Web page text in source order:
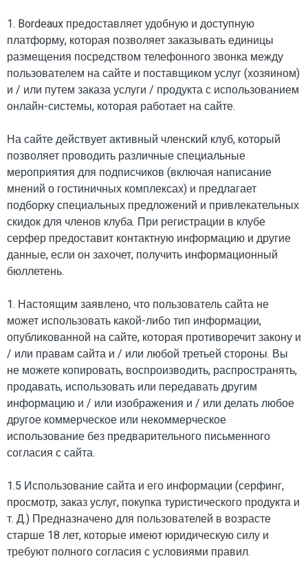
1. Bordeaux предоставляет удобную и доступную
платформу, которая позволяет заказывать единицы
размещения посредством телефонного звонка между
пользователем на сайте и поставщиком услуг (хозяином)
и / или путем заказа услуги / продукта с использованием
онлайн-системы, которая работает на сайте.
На сайте действует активный членский клуб, который
позволяет проводить различные специальные
мероприятия для подписчиков (включая написание
мнений о гостиничных комплексах) и предлагает
подборку специальных предложений и привлекательных
скидок для членов клуба. При регистрации в клубе
серфер предоставит контактную информацию и другие
данные, если он захочет, получить информационный
бюллетень.
1. Настоящим заявлено, что пользователь сайта не
может использовать какой-либо тип информации,
опубликованной на сайте, которая противоречит закону и
/ или правам сайта и / или любой третьей стороны. Вы
не можете копировать, воспроизводить, распространять,
продавать, использовать или передавать другим
информацию и / или изображения и / или делать любое
другое коммерческое или некоммерческое
использование без предварительного письменного
согласия с сайта.
1.5 Использование сайта и его информации (серфинг,
просмотр, заказ услуг, покупка туристического продукта и
т. Д.) Предназначено для пользователей в возрасте
старше 18 лет, которые имеют юридическую силу и
требуют полного согласия с условиями правил.